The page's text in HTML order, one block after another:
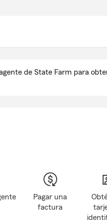
de State Farm para
Pagar una
factura